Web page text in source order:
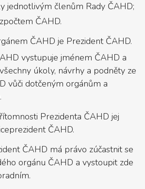
jednotlivým členům Rady ČAHD;
ČAHD.
ČAHD je Prezident ČAHD.
vystupuje jménem ČAHD a
úkoly, návrhy a podněty ze
vůči dotčeným orgánům a
Prezidenta ČAHD jej
ČAHD.
ČAHD má právo zúčastnit se
orgánu ČAHD a vystoupit zde